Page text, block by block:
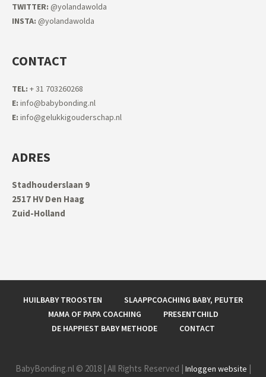
TWITTER: @yolandawolda
INSTA: @yolandawolda
CONTACT
TEL: + 31 703260268
E: info@babybonding.nl
E: info@gelukkigouderschap.nl
ADRES
Stadhouderslaan 9
2517 HV Den Haag
Zuid-Holland
HUILBABY TROOSTEN
SLAAPPCOACHING BABY, PEUTER
MAMA OF PAPA COACHING
PRESENTCHILD
DE HAPPIEST BABY METHODE
CONTACT
BabyBonding.nl © 2018 | All Rights Reserved | Inloggen website |